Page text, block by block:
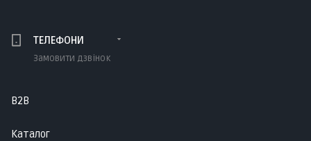
ТЕЛЕФОНИ
Замовити дзвінок
B2B
Каталог